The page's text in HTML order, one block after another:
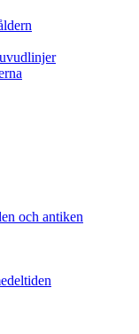
och antiken